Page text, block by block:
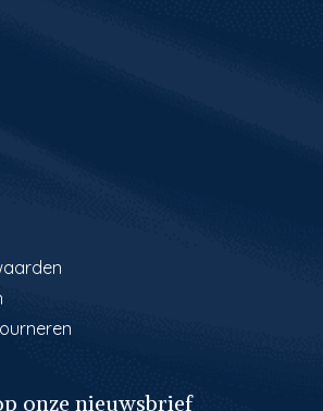
onze nieuwsbrief